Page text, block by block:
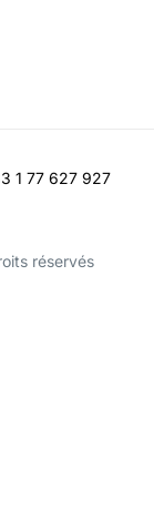
réservés
1 77 627 927